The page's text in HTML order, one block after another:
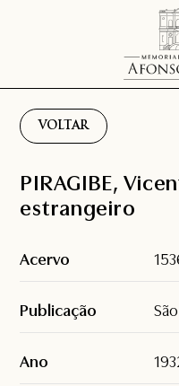
VOLTAR
PIRAGIBE,
estrangeiro
Acervo
Publicação
Ano